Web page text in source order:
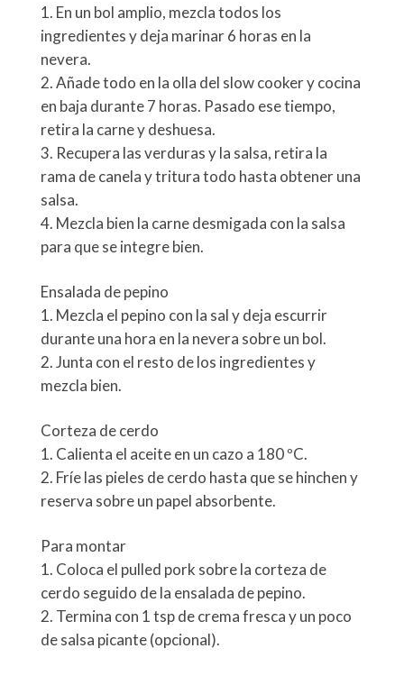
En un bol amplio, mezcla todos los
ingredientes y deja marinar 6 horas en la
nevera.
Añade todo en la olla del slow cooker y cocina
en baja durante 7 horas. Pasado ese tiempo,
retira la carne y deshuesa.
Recupera las verduras y la salsa, retira la
rama de canela y tritura todo hasta obtener una
salsa.
Mezcla bien la carne desmigada con la salsa
para que se integre bien.
Ensalada de pepino
Mezcla el pepino con la sal y deja escurrir
durante una hora en la nevera sobre un bol.
Junta con el resto de los ingredientes y
mezcla bien.
Corteza de cerdo
Calienta el aceite en un cazo a 180 ºC.
Fríe las pieles de cerdo hasta que se hinchen y
reserva sobre un papel absorbente.
Para montar
Coloca el pulled pork sobre la corteza de
cerdo seguido de la ensalada de pepino.
Termina con 1 tsp de crema fresca y un poco
de salsa picante (opcional).